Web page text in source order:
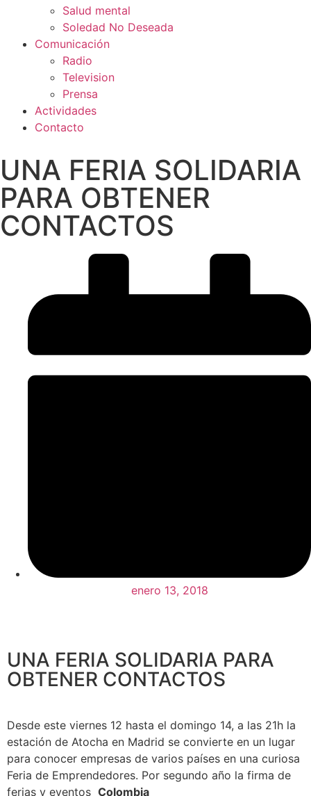
Salud mental
Soledad No Deseada
Comunicación
Radio
Television
Prensa
Actividades
Contacto
UNA FERIA SOLIDARIA
PARA OBTENER
CONTACTOS
enero 13, 2018
UNA FERIA SOLIDARIA PARA
OBTENER CONTACTOS
Desde este viernes 12 hasta el domingo 14, a las 21h la
estación de Atocha en Madrid se convierte en un lugar
para conocer empresas de varios países en una curiosa
Feria de Emprendedores. Por segundo año la firma de
ferias y eventos Colombia